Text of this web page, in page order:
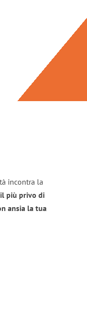
incontra la
più privo di
ansia la tua